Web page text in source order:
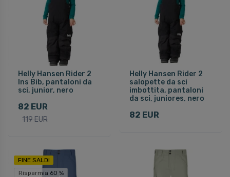
Helly Hansen Rider 2
Ins Bib, pantaloni da
sci, junior, nero
82 EUR
119 EUR
Helly Hansen Rider 2
salopette da sci
imbottita, pantaloni
da sci, juniores, nero
82 EUR
FINE SALDI
Risparmia 60 %